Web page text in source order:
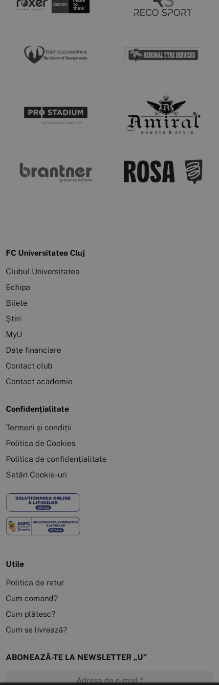
FC Universitatea Cluj
Clubul Universitatea
Echipa
Bilete
Știri
MyU
Date financiare
Contact club
Contact academie
Confidențialitate
Termeni și condiții
Politica de Cookies
Politica de confidențialitate
Setări Cookie-uri
Utile
Politica de retur
Cum comand?
Cum plătesc?
Cum se livrează?
ABONEAZĂ-TE LA NEWSLETTER „U”